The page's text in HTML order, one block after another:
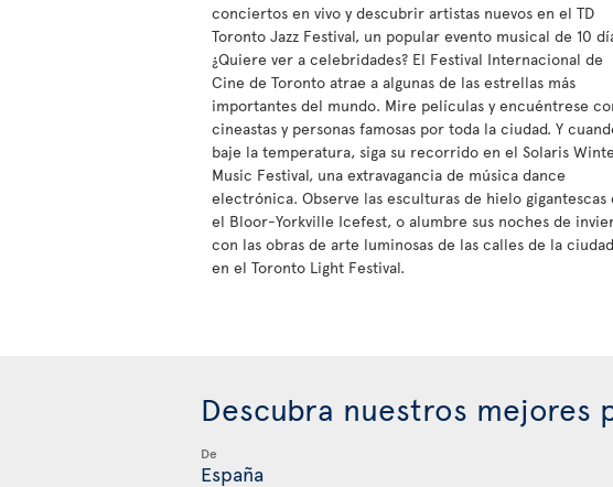
conciertos en vivo y descubrir artistas nuevos en el TD
Toronto Jazz Festival, un popular evento musical de 10
¿Quiere ver a celebridades? El Festival Internacional de
Cine de Toronto atrae a algunas de las estrellas más
importantes del mundo. Mire películas y encuéntrese
cineastas y personas famosas por toda la ciudad. Y
baje la temperatura, siga su recorrido en el Solaris
Music Festival, una extravagancia de música dance
electrónica. Observe las esculturas de hielo gigantescas
el Bloor-Yorkville Icefest, o alumbre sus noches de
con las obras de arte luminosas de las calles de la ciudad
en el Toronto Light Festival.
Descubra nuestros mejores
De